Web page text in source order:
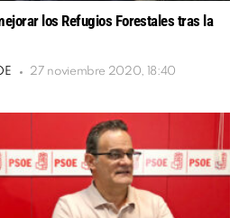
los Refugios Forestales tras la
27 noviembre 2020, 18:40